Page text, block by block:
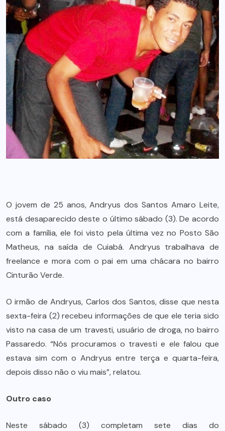
O jovem de 25 anos, Andryus dos Santos Amaro Leite,
está desaparecido deste o último sábado (3). De acordo
com a família, ele foi visto pela última vez no Posto São
Matheus, na saída de Cuiabá. Andryus trabalhava de
freelance e mora com o pai em uma chácara no bairro
Cinturão Verde.
O irmão de Andryus, Carlos dos Santos, disse que nesta
sexta-feira (2) recebeu informações de que ele teria sido
visto na casa de um travesti, usuário de droga, no bairro
Passaredo. “Nós procuramos o travesti e ele falou que
estava sim com o Andryus entre terça e quarta-feira,
depois disso não o viu mais”, relatou.
Outro caso
Neste sábado (3) completam sete dias do